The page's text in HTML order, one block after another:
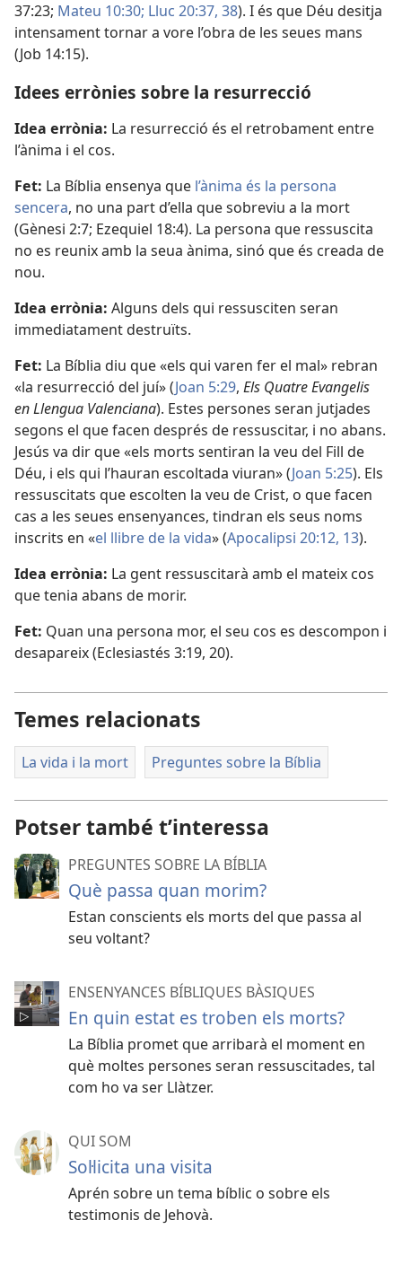
37:23; Mateu 10:30; Lluc 20:37, 38). I és que Déu desitja
intensament tornar a vore l’obra de les seues mans
(Job 14:15).
Idees errònies sobre la resurrecció
Idea errònia: La resurrecció és el retrobament entre
l’ànima i el cos.
Fet: La Bíblia ensenya que l’ànima és la persona
sencera, no una part d’ella que sobreviu a la mort
(Gènesi 2:7; Ezequiel 18:4). La persona que ressuscita
no es reunix amb la seua ànima, sinó que és creada de
nou.
Idea errònia: Alguns dels qui ressusciten seran
immediatament destruïts.
Fet: La Bíblia diu que «els qui varen fer el mal» rebran
«la resurrecció del juí» (Joan 5:29, Els Quatre Evangelis
en Llengua Valenciana). Estes persones seran jutjades
segons el que facen després de ressuscitar, i no abans.
Jesús va dir que «els morts sentiran la veu del Fill de
Déu, i els qui l’hauran escoltada viuran» (Joan 5:25). Els
ressuscitats que escolten la veu de Crist, o que facen
cas a les seues ensenyances, tindran els seus noms
inscrits en «el llibre de la vida» (Apocalipsi 20:12, 13).
Idea errònia: La gent ressuscitarà amb el mateix cos
que tenia abans de morir.
Fet: Quan una persona mor, el seu cos es descompon i
desapareix (Eclesiastés 3:19, 20).
Temes relacionats
La vida i la mort Preguntes sobre la Bíblia
Potser també t’interessa
PREGUNTES SOBRE LA BÍBLIA
Què passa quan morim?
Estan conscients els morts del que passa al
seu voltant?
ENSENYANCES BÍBLIQUES BÀSIQUES
En quin estat es troben els morts?
La Bíblia promet que arribarà el moment en
què moltes persones seran ressuscitades, tal
com ho va ser Llàtzer.
QUI SOM
Soŀlicita una visita
Aprén sobre un tema bíblic o sobre els
testimonis de Jehovà.